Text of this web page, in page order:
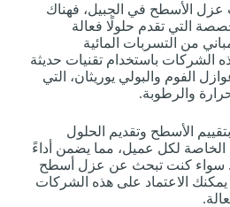
الأسطح في الجبيل، فهناك
التي تقدم حلولًا فعالة
من التسربات المائية
هذه الشركات باستخدام تقنيات حديثة
الفوم والبولي يوريثان، التي
والرطوبة.
الأسطح وتقديم الحلول
الخاصة لكل عميل، مما يضمن أداءً
سواء كنت تبحث عن عزل أسطح
الاعتماد على هذه الشركات